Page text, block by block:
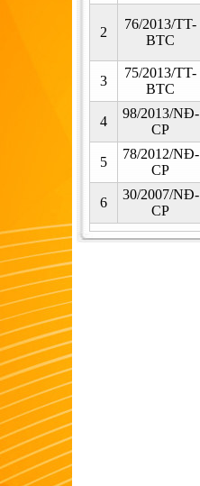
2
76/2013/TT-
BTC
3
75/2013/TT-
BTC
4
98/2013/NĐ-
CP
5
78/2012/NĐ-
CP
6
30/2007/NĐ-
CP